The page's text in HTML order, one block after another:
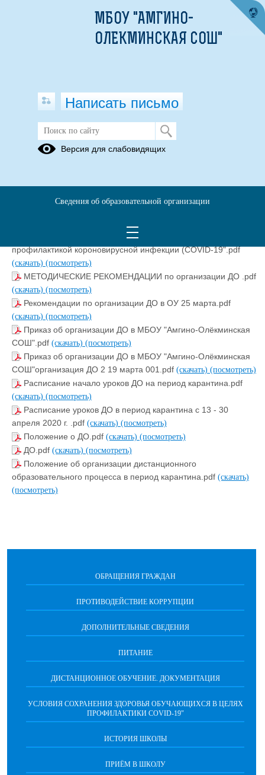
Дистанционное обучение.
Документация
в МБОУ "Амгино-Олёкминская СОШ" 23 03 001.pdf
СОШ" и иных дополнительных мерах в связи с
профилактикой короновирусной инфекции (COVID-19".pdf
(скачать) (посмотреть)
МЕТОДИЧЕСКИЕ РЕКОМЕНДАЦИИ по организации ДО .pdf
(скачать) (посмотреть)
Рекомендации по организации ДО в ОУ 25 марта.pdf
(скачать) (посмотреть)
Приказ об организации ДО в МБОУ "Амгино-Олёкминская
СОШ".pdf (скачать) (посмотреть)
Приказ об организации ДО в МБОУ "Амгино-Олёкминская
СОШ"организация ДО 2 19 марта 001.pdf (скачать) (посмотреть)
Расписание начало уроков ДО на период карантина.pdf
(скачать) (посмотреть)
Расписание уроков ДО в период карантина с 13 - 30
апреля 2020 г. .pdf (скачать) (посмотреть)
Положение о ДО.pdf (скачать) (посмотреть)
ДО.pdf (скачать) (посмотреть)
Положение об организации дистанционного
образовательного процесса в период карантина.pdf (скачать)
(посмотреть)
ОБРАЩЕНИЯ ГРАЖДАН
ПРОТИВОДЕЙСТВИЕ КОРРУПЦИИ
ДОПОЛНИТЕЛЬНЫЕ СВЕДЕНИЯ
ПИТАНИЕ
ДИСТАНЦИОННОЕ ОБУЧЕНИЕ. ДОКУМЕНТАЦИЯ
УСЛОВИЯ СОХРАНЕНИЯ ЗДОРОВЬЯ ОБУЧАЮЩИХСЯ В ЦЕЛЯХ
ПРОФИЛАКТИКИ COVID-19"
ИСТОРИЯ ШКОЛЫ
ПРИЁМ В ШКОЛУ
МБОУ "АМГИНО-
ОЛЕКМИНСКАЯ СОШ"
Написать письмо
Версия для слабовидящих
Сведения об образовательной организации